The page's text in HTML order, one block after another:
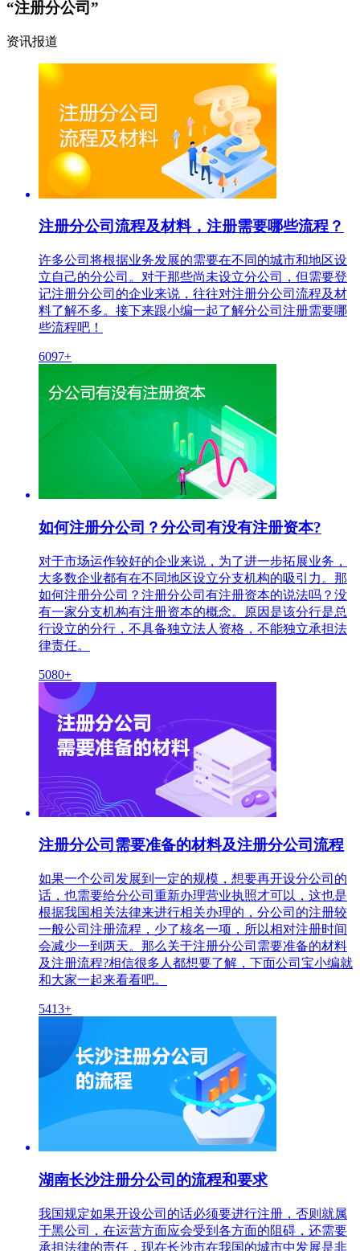
“注册分公司”
资讯报道
注册分公司流程及材料，注册需要哪些流程？
许多公司将根据业务发展的需要在不同的城市和地区设
立自己的分公司。对于那些尚未设立分公司，但需要登
记注册分公司的企业来说，往往对注册分公司流程及材
料了解不多。接下来跟小编一起了解分公司注册需要哪
些流程吧！
6097+
如何注册分公司？分公司有没有注册资本?
对于市场运作较好的企业来说，为了进一步拓展业务，
大多数企业都有在不同地区设立分支机构的吸引力。那
如何注册分公司？注册分公司有注册资本的说法吗？没
有一家分支机构有注册资本的概念。原因是该分行是总
行设立的分行，不具备独立法人资格，不能独立承担法
律责任。
5080+
注册分公司需要准备的材料及注册分公司流程
如果一个公司发展到一定的规模，想要再开设分公司的
话，也需要给分公司重新办理营业执照才可以，这也是
根据我国相关法律来进行相关办理的，分公司的注册较
一般公司注册流程，少了核名一项，所以相对注册时间
会减少一到两天。那么关于注册分公司需要准备的材料
及注册流程?相信很多人都想要了解，下面公司宝小编就
和大家一起来看看吧。
5413+
湖南长沙注册分公司的流程和要求
我国规定如果开设公司的话必须要进行注册，否则就属
于黑公司，在运营方面应会受到各方面的阻碍，还需要
承担法律的责任，现在长沙市在我国的城市中发展是非